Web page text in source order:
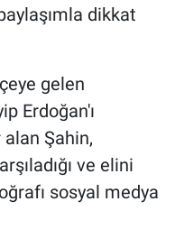
dikkat
gelen
Erdoğan'ı
Şahin,
ve elini
sosyal medya